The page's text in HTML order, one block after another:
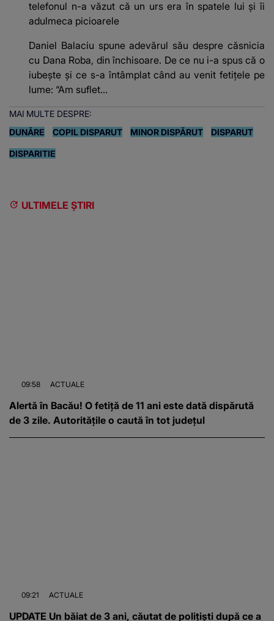
telefonul n-a văzut că un urs era în spatele lui și îi
adulmeca picioarele
Daniel Balaciu spune adevărul său despre căsnicia
cu Dana Roba, din închisoare. De ce nu i-a spus că o
iubește și ce s-a întâmplat când au venit fetițele pe
lume: “Am suflet...
MAI MULTE DESPRE:
DUNĂRE
COPIL DISPARUT MINOR DISPĂRUT DISPARUT
DISPARITIE
ULTIMELE ȘTIRI
09:58 ACTUALE
Alertă în Bacău! O fetiță de 11 ani este dată dispărută
de 3 zile. Autoritățile o caută în tot județul
09:21 ACTUALE
UPDATE Un băiat de 3 ani, căutat de polițiști după ce a